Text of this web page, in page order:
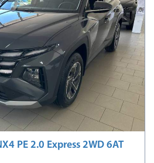
PE 2.0 Express 2WD 6AT